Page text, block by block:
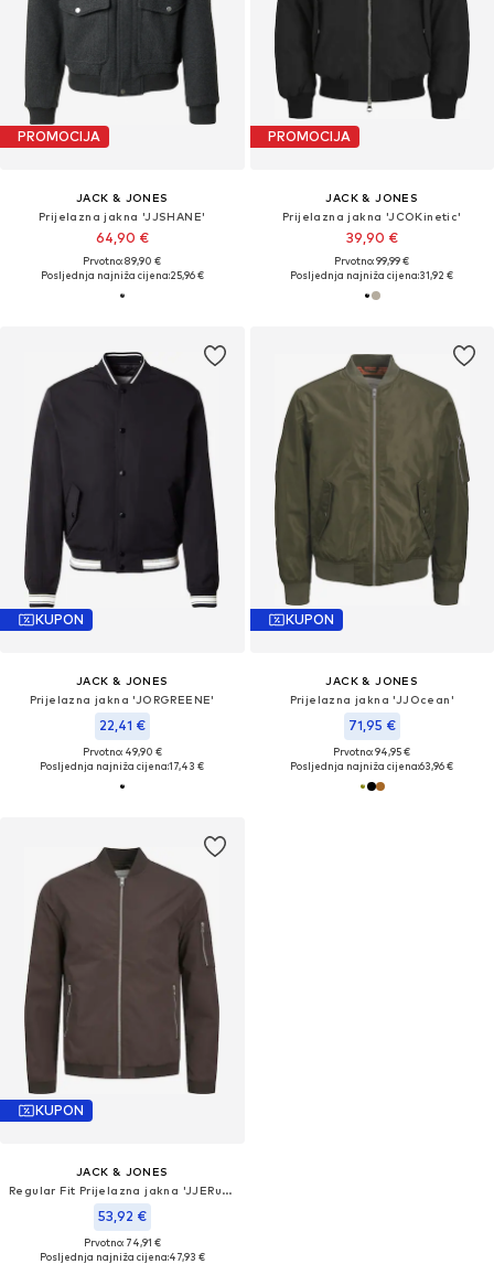
PROMOCIJA
JACK & JONES
Prijelazna jakna 'JJSHANE'
64,90 €
Prvotno: 89,90 €
Posljednja najniža cijena:25,96 €
PROMOCIJA
JACK & JONES
Prijelazna jakna 'JCOKinetic'
39,90 €
Prvotno: 99,99 €
Posljednja najniža cijena:31,92 €
KUPON
JACK & JONES
Prijelazna jakna 'JORGREENE'
22,41 €
Prvotno: 49,90 €
Posljednja najniža cijena:17,43 €
KUPON
JACK & JONES
Prijelazna jakna 'JJOcean'
71,95 €
Prvotno: 94,95 €
Posljednja najniža cijena:63,96 €
KUPON
JACK & JONES
Regular Fit Prijelazna jakna 'JJERush'
53,92 €
Prvotno: 74,91 €
Posljednja najniža cijena:47,93 €